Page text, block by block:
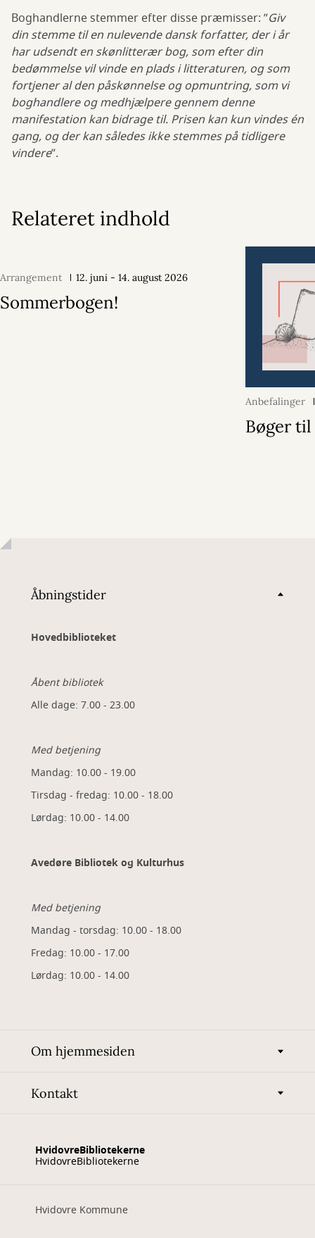
Boghandlerne stemmer efter disse præmisser: ”Giv
din stemme til en nulevende dansk forfatter, der i år
har udsendt en skønlitterær bog, som efter din
bedømmelse vil vinde en plads i litteraturen, og som
fortjener al den påskønnelse og opmuntring, som vi
boghandlere og medhjælpere gennem denne
manifestation kan bidrage til. Prisen kan kun vindes én
gang, og der kan således ikke stemmes på tidligere
vindere”.
Relateret indhold
Arrangement 12. juni - 14. august 2026
Sommerbogen!
Anbefalinger
Bøger
Åbningstider
Hovedbiblioteket
Åbent bibliotek
Alle dage: 7.00 - 23.00
Med betjening
Mandag: 10.00 - 19.00
Tirsdag - fredag: 10.00 - 18.00
Lørdag: 10.00 - 14.00
Avedøre Bibliotek og Kulturhus
Med betjening
Mandag - torsdag: 10.00 - 18.00
Fredag: 10.00 - 17.00
Lørdag: 10.00 - 14.00
Om hjemmesiden
Kontakt
HvidovreBibliotekerne
HvidovreBibliotekerne
Hvidovre Kommune